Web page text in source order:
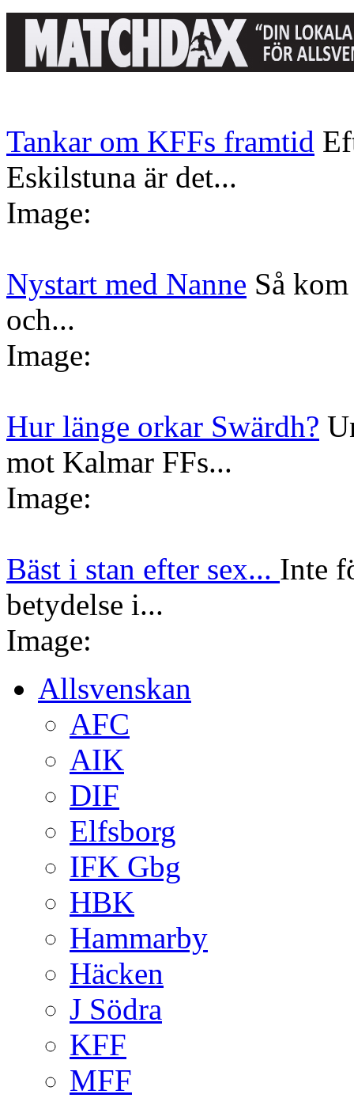
Tankar om KFFs framtid
Eskilstuna är det...
Image:
Nystart med Nanne Så
och...
Image:
Hur länge orkar Swärdh?
mot Kalmar FFs...
Image:
Bäst i stan efter sex... Inte
betydelse i...
Image:
Allsvenskan
AFC
AIK
DIF
Elfsborg
IFK Gbg
HBK
Hammarby
Häcken
J Södra
KFF
MFF